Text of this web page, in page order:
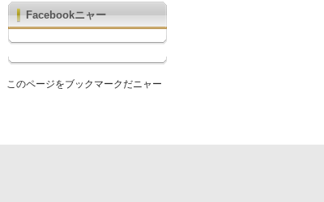
Facebookニャー
このページをブックマークだニャー